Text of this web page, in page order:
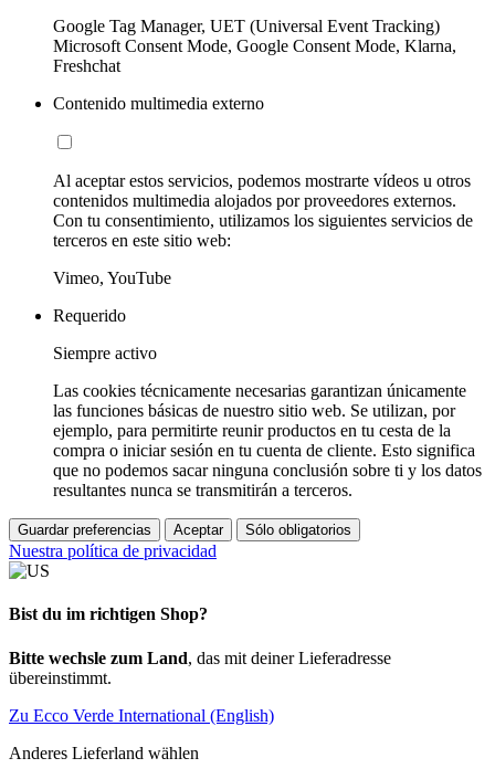
Google Tag Manager, UET (Universal Event Tracking)
Microsoft Consent Mode, Google Consent Mode, Klarna,
Freshchat
Contenido multimedia externo
Al aceptar estos servicios, podemos mostrarte vídeos u otros
contenidos multimedia alojados por proveedores externos.
Con tu consentimiento, utilizamos los siguientes servicios de
terceros en este sitio web:
Vimeo, YouTube
Requerido
Siempre activo
Las cookies técnicamente necesarias garantizan únicamente
las funciones básicas de nuestro sitio web. Se utilizan, por
ejemplo, para permitirte reunir productos en tu cesta de la
compra o iniciar sesión en tu cuenta de cliente. Esto significa
que no podemos sacar ninguna conclusión sobre ti y los datos
resultantes nunca se transmitirán a terceros.
Guardar preferencias Aceptar Sólo obligatorios
Nuestra política de privacidad
Bist du im richtigen Shop?
Bitte wechsle zum Land, das mit deiner Lieferadresse
übereinstimmt.
Zu Ecco Verde International (English)
Anderes Lieferland wählen